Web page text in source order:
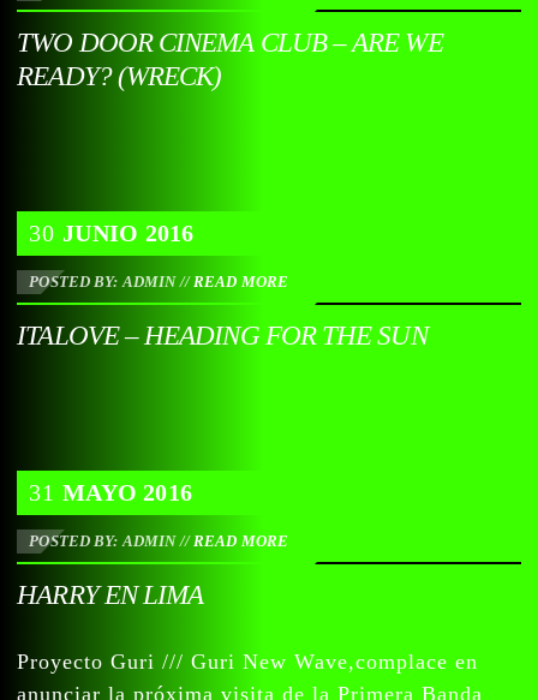
TWO DOOR CINEMA CLUB – ARE WE
READY? (WRECK)
30JUNIO 2016
POSTED BY: ADMIN//READ MORE
ITALOVE – HEADING FOR THE SUN
31MAYO2016
POSTED BY: ADMIN//READ MORE
HARRY EN LIMA
Proyecto Guri /// Guri New Wave,complace en
anunciar la próxima visita de la Primera Banda